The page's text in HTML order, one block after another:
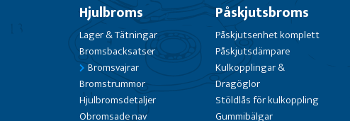
Hjulbroms
Lager & Tätningar
Bromsbacksatser
Bromsvajrar
Bromstrummor
Hjulbromsdetaljer
Obromsade nav
Påskjutsbroms
Påskjutsenhet komplett
Påskjutsdämpare
Kulkopplingar &
Dragöglor
Stöldlås för kulkoppling
Gummibälgar